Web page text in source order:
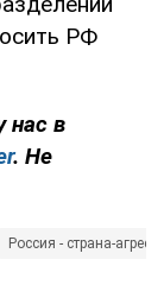
РФ
нас в
. Не
Россия - страна-